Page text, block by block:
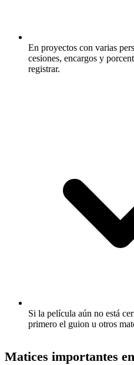
En proyectos con varias
cesiones, encargos y
registrar.
Si la película aún no está
primero el guion u otros
Matices importantes